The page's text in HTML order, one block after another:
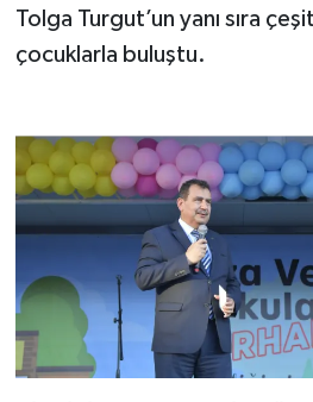
Tolga Turgut’un yanı sıra
çocuklarla buluştu.